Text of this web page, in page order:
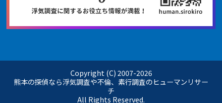
Copyright (C) 2007-2026
熊本の探偵なら浮気調査や不倫、素行調査のヒューマンリサー
チ
All Rights Reserved.